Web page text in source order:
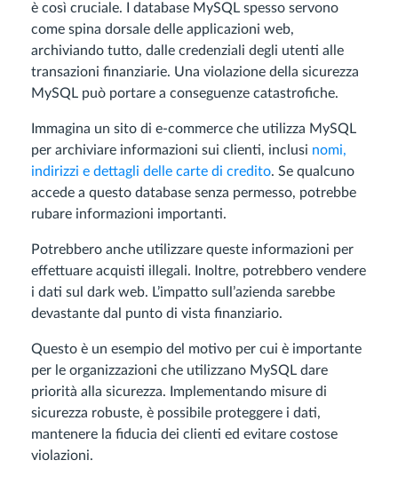
è così cruciale. I database MySQL spesso servono
come spina dorsale delle applicazioni web,
archiviando tutto, dalle credenziali degli utenti alle
transazioni finanziarie. Una violazione della sicurezza
MySQL può portare a conseguenze catastrofiche.
Immagina un sito di e-commerce che utilizza MySQL
per archiviare informazioni sui clienti, inclusi nomi,
indirizzi e dettagli delle carte di credito. Se qualcuno
accede a questo database senza permesso, potrebbe
rubare informazioni importanti.
Potrebbero anche utilizzare queste informazioni per
effettuare acquisti illegali. Inoltre, potrebbero vendere
i dati sul dark web. L’impatto sull’azienda sarebbe
devastante dal punto di vista finanziario.
Questo è un esempio del motivo per cui è importante
per le organizzazioni che utilizzano MySQL dare
priorità alla sicurezza. Implementando misure di
sicurezza robuste, è possibile proteggere i dati,
mantenere la fiducia dei clienti ed evitare costose
violazioni.